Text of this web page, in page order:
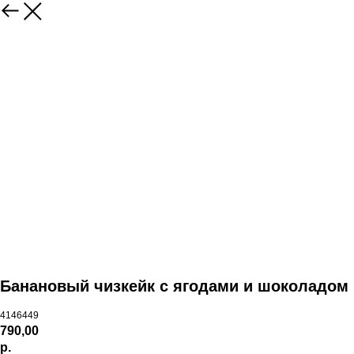
Банановый чизкейк с ягодами и шоколадом
4146449
790,00
р.